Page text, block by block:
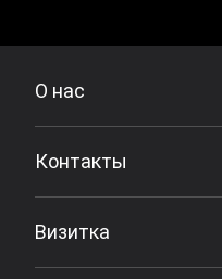
О нас
Контакты
Визитка